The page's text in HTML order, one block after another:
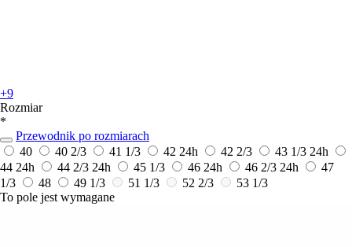
+9
Rozmiar
*
Przewodnik po rozmiarach
40
40 2/3 41 1/3 42 24h 42 2/3 43 1/3 24h
44 24h 44 2/3 24h 45 1/3 46 24h 46 2/3 24h
47
1/3
48 49 1/3 51 1/3 52 2/3
53 1/3
To pole jest wymagane